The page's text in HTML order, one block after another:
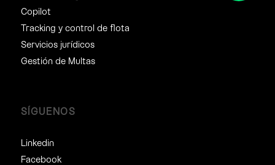
Copilot
Tracking y control de flota
Servicios jurídicos
Gestión de Multas
SÍGUENOS
Linkedin
Facebook